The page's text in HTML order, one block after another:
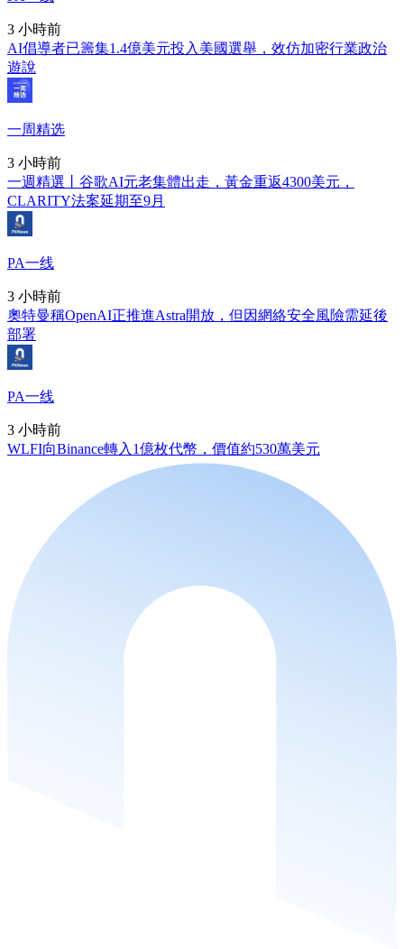
3 小時前
AI倡導者已籌集1.4億美元投入美國選舉，效仿加密行業政治
遊說
一周精选
3 小時前
一週精選丨谷歌AI元老集體出走，黃金重返4300美元，
CLARITY法案延期至9月
PA一线
3 小時前
奧特曼稱OpenAI正推進Astra開放，但因網絡安全風險需延後
部署
PA一线
3 小時前
WLFI向Binance轉入1億枚代幣，價值約530萬美元